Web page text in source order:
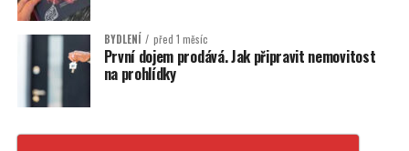
BYDLENÍ před 1 měsíc
První dojem prodává. Jak připravit nemovitost
na prohlídky